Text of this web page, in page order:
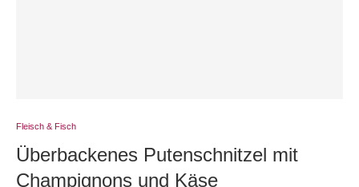
Fleisch & Fisch
Überbackenes Putenschnitzel mit
Champignons und Käse